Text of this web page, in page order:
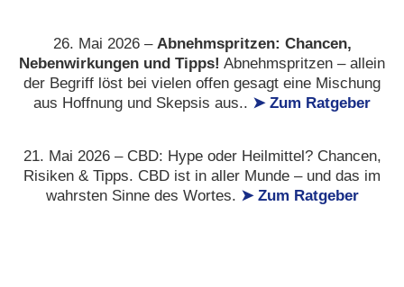
26. Mai 2026 – Abnehmspritzen: Chancen,
Nebenwirkungen und Tipps! Abnehmspritzen – allein
der Begriff löst bei vielen offen gesagt eine Mischung
aus Hoffnung und Skepsis aus.. ➤ Zum Ratgeber
21. Mai 2026 – CBD: Hype oder Heilmittel? Chancen,
Risiken & Tipps. CBD ist in aller Munde – und das im
wahrsten Sinne des Wortes. ➤ Zum Ratgeber